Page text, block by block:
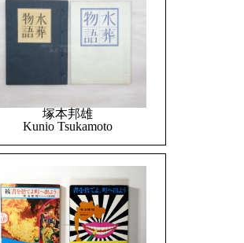
塚本邦雄
Kunio Tsukamoto